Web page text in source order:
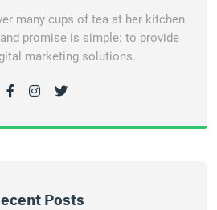
many cups of tea at her kitchen
promise is simple: to provide
marketing solutions.
Posts